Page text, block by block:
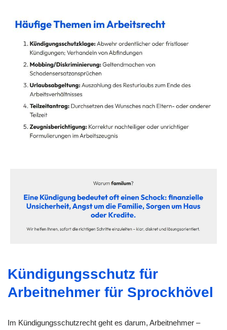
Kündigungsschutz für
Arbeitnehmer für Sprockhövel
Im Kündigungsschutzrecht geht es darum, Arbeitnehmer –